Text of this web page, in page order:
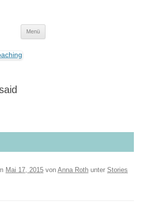
Menü
Mai 17, 2015 von Anna Roth unter Stories